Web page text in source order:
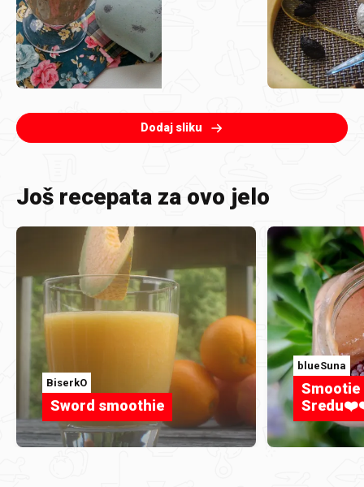
Dodaj sliku
Još recepata za ovo jelo
BiserkO
Sword smoothie
blueSuna
Smootie